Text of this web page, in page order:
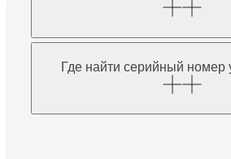
Где найти серийный номер